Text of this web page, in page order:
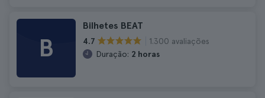
B
Bilhetes BEAT
4.7
1.300 avaliações
Duração: 2 horas